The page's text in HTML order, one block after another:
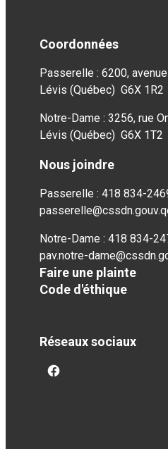
Coordonnées
Passerelle : 6200,
Lévis (Québec) G6X 1R2
Notre-Dame : 3256, rue
Lévis (Québec) G6X 1T2
Nous joindre
Passerelle : 418 834-
Notre-Dame : 418 834-
pav.notre-
Faire une plainte
Code d'éthique
Réseaux sociaux
facebook